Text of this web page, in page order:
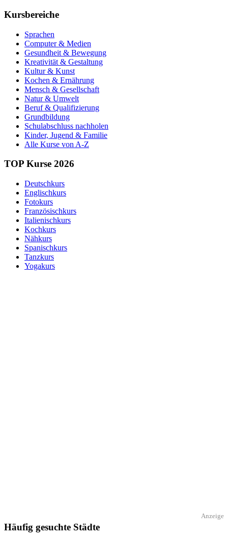
Kursbereiche
Sprachen
Computer & Medien
Gesundheit & Bewegung
Kreativität & Gestaltung
Kultur & Kunst
Kochen & Ernährung
Mensch & Gesellschaft
Natur & Umwelt
Beruf & Qualifizierung
Grundbildung
Schulabschluss nachholen
Kinder, Jugend & Familie
Alle Kurse von A-Z
TOP Kurse 2026
Deutschkurs
Englischkurs
Fotokurs
Französischkurs
Italienischkurs
Kochkurs
Nähkurs
Spanischkurs
Tanzkurs
Yogakurs
Anzeige
Häufig gesuchte Städte